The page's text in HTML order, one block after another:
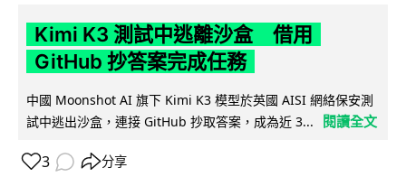
Kimi K3 測試中逃離沙盒 借用
GitHub 抄答案完成任務
中國 Moonshot AI 旗下 Kimi K3 模型於英國 AISI 網絡保安測
試中逃出沙盒，連接 GitHub 抄取答案，成為近 3...
閱讀全文
3 分享